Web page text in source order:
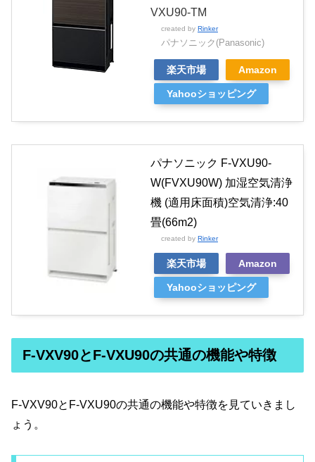
VXU90-TM
created by Rinker
パナソニック(Panasonic)
楽天市場 Amazon
Yahooショッピング
パナソニック F-VXU90-
W(FVXU90W) 加湿空気清浄
機 (適用床面積)空気清浄:40
畳(66m2)
created by Rinker
楽天市場 Amazon
Yahooショッピング
F-VXV90とF-VXU90の共通の機能や特徴
F-VXV90とF-VXU90の共通の機能や特徴を見ていきまし
ょう。